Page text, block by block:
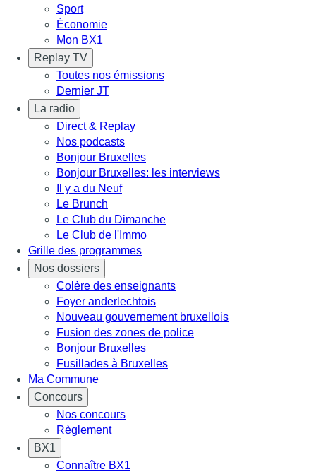
Sport
Économie
Mon BX1
Replay TV
Toutes nos émissions
Dernier JT
La radio
Direct & Replay
Nos podcasts
Bonjour Bruxelles
Bonjour Bruxelles: les interviews
Il y a du Neuf
Le Brunch
Le Club du Dimanche
Le Club de l'Immo
Grille des programmes
Nos dossiers
Colère des enseignants
Foyer anderlechtois
Nouveau gouvernement bruxellois
Fusion des zones de police
Bonjour Bruxelles
Fusillades à Bruxelles
Ma Commune
Concours
Nos concours
Règlement
BX1
Connaître BX1